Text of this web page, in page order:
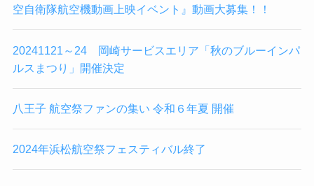
空自衛隊航空機動画上映イベント』動画大募集！！
20241121～24 岡崎サービスエリア「秋のブルーインパ
ルスまつり」開催決定
八王子 航空祭ファンの集い 令和６年夏 開催
2024年浜松航空祭フェスティバル終了